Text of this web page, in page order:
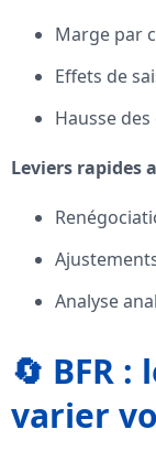
Marge par
Effets de
Hausse
Leviers rapides
Analyse
🔄 BFR
varier